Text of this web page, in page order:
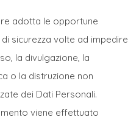
adotta le opportune
sicurezza volte ad impedire
la divulgazione, la
o la distruzione non
dei Dati Personali.
viene effettuato